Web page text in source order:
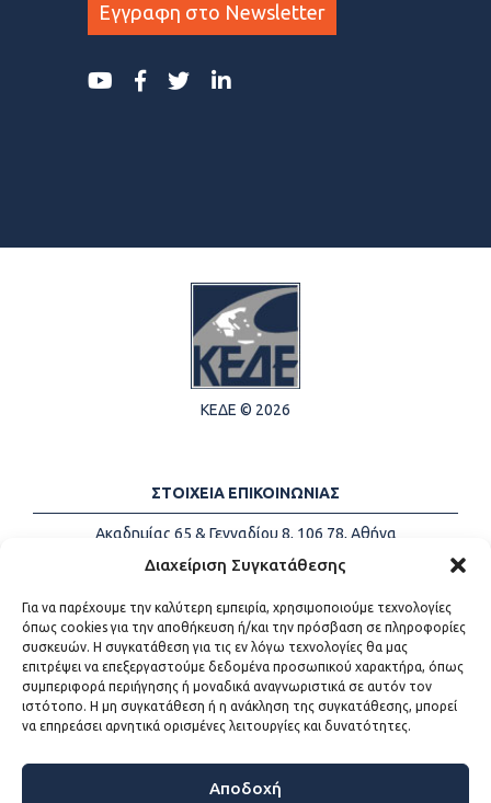
Διαχείριση Συγκατάθεσης
Για να παρέχουμε την καλύτερη εμπειρία, χρησιμοποιούμε τεχνολογίες
όπως cookies για την αποθήκευση ή/και την πρόσβαση σε πληροφορίες
συσκευών. Η συγκατάθεση για τις εν λόγω τεχνολογίες θα μας
επιτρέψει να επεξεργαστούμε δεδομένα προσωπικού χαρακτήρα, όπως
συμπεριφορά περιήγησης ή μοναδικά αναγνωριστικά σε αυτόν τον
ιστότοπο. Η μη συγκατάθεση ή η ανάκληση της συγκατάθεσης, μπορεί
να επηρεάσει αρνητικά ορισμένες λειτουργίες και δυνατότητες.
Αποδοχή
Εγγραφη στο Newsletter
ΚΕΔΕ © 2026
ΣΤΟΙΧΕΙΑ ΕΠΙΚΟΙΝΩΝΙΑΣ
Ακαδημίας 65 & Γενναδίου 8, 106 78, Αθήνα
Τηλέφωνα:
+30 213-2147500
Email:
info@kede.gr
ΧΡΗΣΙΜΟΙ ΣΥΝΔΕΣΜΟΙ
Η ΚΕΔΕ
Sitemap
Προσβασιμότητα